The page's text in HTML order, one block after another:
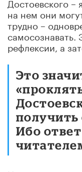
на нем они
трудно –
самосознавать.
рефлексии, а
Это
получить
Ибо ответ